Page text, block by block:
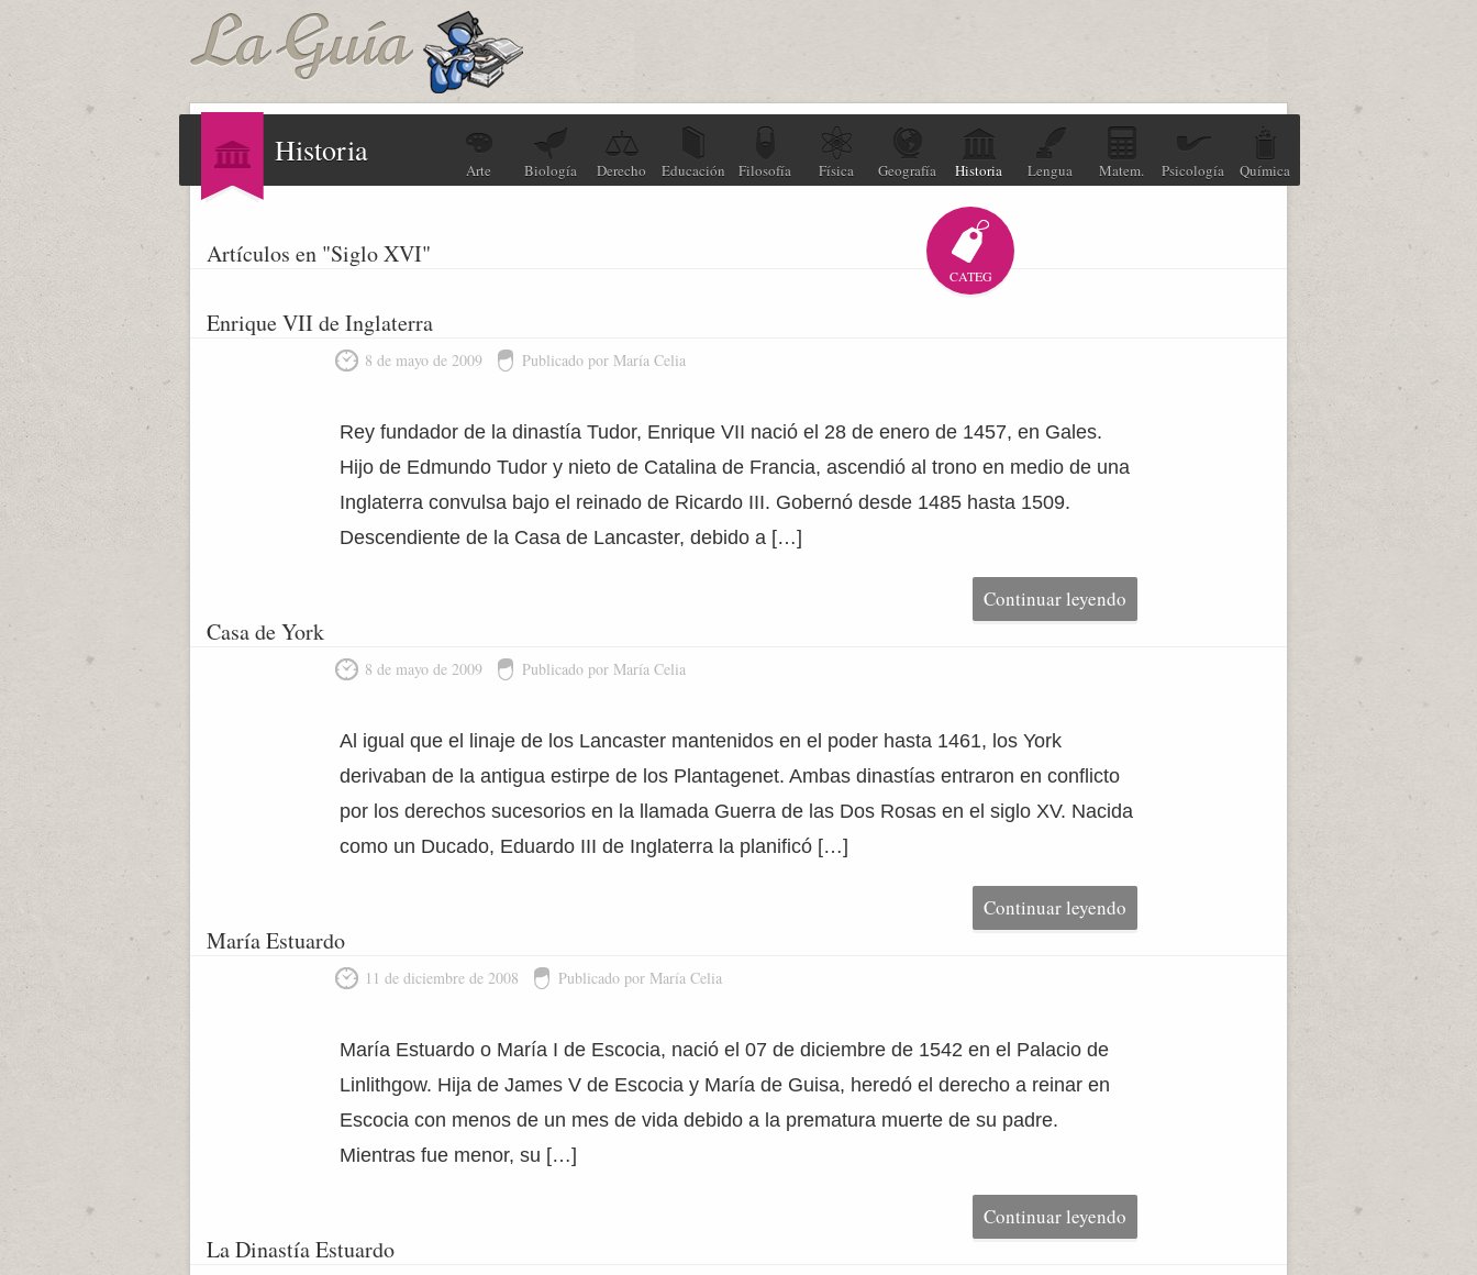
Historia
Arte Biología Derecho Educación Filosofía Física Geografía Historia Lengua Matem. Psicología Química
Artículos en "Siglo XVI"
CATEG
Enrique VII de Inglaterra
8 de mayo de 2009 Publicado por María Celia
Rey fundador de la dinastía Tudor, Enrique VII nació el 28 de enero de 1457, en Gales.
Hijo de Edmundo Tudor y nieto de Catalina de Francia, ascendió al trono en medio de una
Inglaterra convulsa bajo el reinado de Ricardo III. Gobernó desde 1485 hasta 1509.
Descendiente de la Casa de Lancaster, debido a […]
Continuar leyendo
Casa de York
8 de mayo de 2009 Publicado por María Celia
Al igual que el linaje de los Lancaster mantenidos en el poder hasta 1461, los York
derivaban de la antigua estirpe de los Plantagenet. Ambas dinastías entraron en conflicto
por los derechos sucesorios en la llamada Guerra de las Dos Rosas en el siglo XV. Nacida
como un Ducado, Eduardo III de Inglaterra la planificó […]
Continuar leyendo
María Estuardo
11 de diciembre de 2008 Publicado por María Celia
María Estuardo o María I de Escocia, nació el 07 de diciembre de 1542 en el Palacio de
Linlithgow. Hija de James V de Escocia y María de Guisa, heredó el derecho a reinar en
Escocia con menos de un mes de vida debido a la prematura muerte de su padre.
Mientras fue menor, su […]
Continuar leyendo
La Dinastía Estuardo